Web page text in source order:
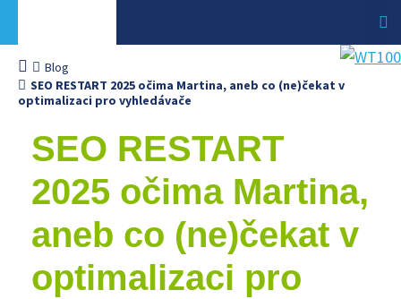
Blog
SEO RESTART 2025 očima Martina, aneb co (ne)čekat v
optimalizaci pro vyhledávače
SEO RESTART
2025 očima Martina,
aneb co (ne)čekat v
optimalizaci pro